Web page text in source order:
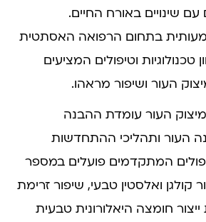
שינויים באורח החיים.
בתחום הרפואה האסתטית
טכנולוגיות וטיפולים המציעים
העור ושיפור מראהו.
העור עומדת ההבנה
העור ותהליכי ההתחדשות
המתקדמים פועלים במספר
קולגן ואלסטין טבעי, שיפור זרימת
חומצה היאלורונית טבעית